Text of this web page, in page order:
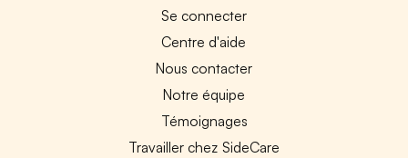
Se connecter
Centre d'aide
Nous contacter
Notre équipe
Témoignages
Travailler chez SideCare